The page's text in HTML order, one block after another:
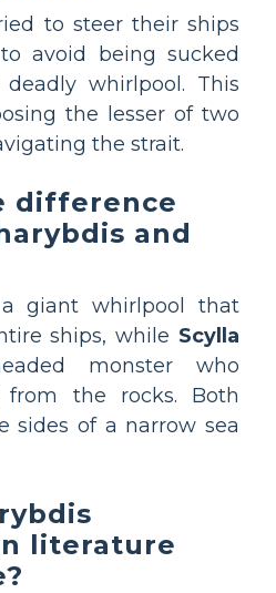
to steer their ships
avoid being sucked
whirlpool. This
the lesser of two
the strait.
difference
and
giant whirlpool that
ships, while Scylla
monster who
from the rocks. Both
sides of a narrow sea
literature